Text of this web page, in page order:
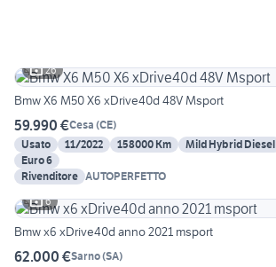
26
Bmw X6 M50 X6 xDrive40d 48V Msport
59.990 €Cesa (CE)
Usato
11/2022 158000 Km Mild Hybrid Diesel
Euro 6
Rivenditore AUTOPERFETTO
6
Bmw x6 xDrive40d anno 2021 msport
62.000 €Sarno(SA)